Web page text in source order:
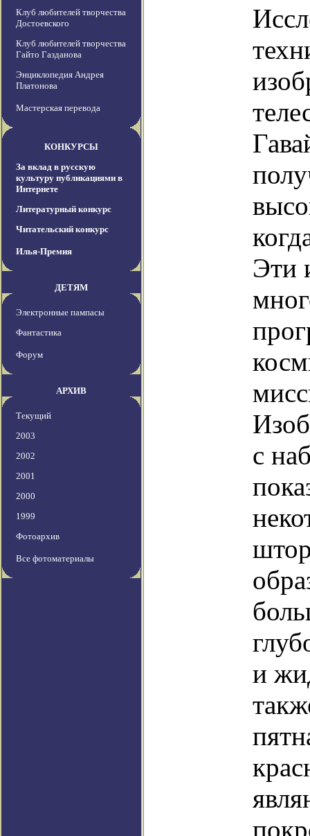
Клуб любителей творчества
Достоевского
Клуб любителей творчества
Гайто Газданова
Энциклопедия Андрея
Платонова
Мастерская перевода
КОНКУРСЫ
За вклад в русскую
культуру публикациями в
Интернете
Литературный конкурс
Читательский конкурс
Илья-Премия
ДЕТЯМ
Электронные пампасы
Фантастика
Форум
АРХИВ
Текущий
2003
2002
2001
2000
1999
Фотоархив
Все фотоматериалы
Эти
с
и